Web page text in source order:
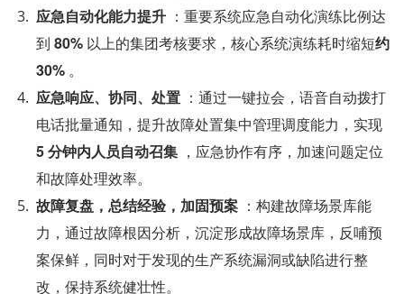
应急自动化能力提升 ：重要系统应急自动化演练比例达
到 80% 以上的集团考核要求，核心系统演练耗时缩短约
30% 。
应急响应、协同、处置 ：通过一键拉会，语音自动拨打
5 分钟内人员自动召集 ，应急协作有序，加速问题定位
和故障处理效率。
故障复盘，总结经验，加固预案 ：构建故障场景库能
力，通过故障根因分析，沉淀形成故障场景库，反哺预
案保鲜，同时对于发现的生产系统漏洞或缺陷进行整
改，保持系统健壮性。